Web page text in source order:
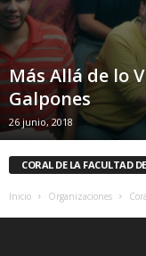
Más Allá de lo
Galpones
26 junio, 2018
CORAL DE LA FACULTAD
Inicio Organizaciones